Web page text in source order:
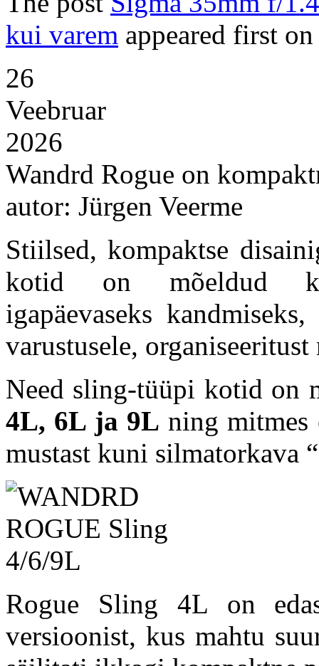
kui varem appeared first
26
Veebruar
2026
Wandrd Rogue on
autor: Jürgen Veerme
Stiilsed, kompaktse
kotid on mõeldud
igapäevaseks
varustusele,
Need sling-tüüpi kotid on
4L, 6L ja 9L ning mitmes
mustast kuni silmatorkava
Rogue Sling 4L on
versioonist, kus mahtu